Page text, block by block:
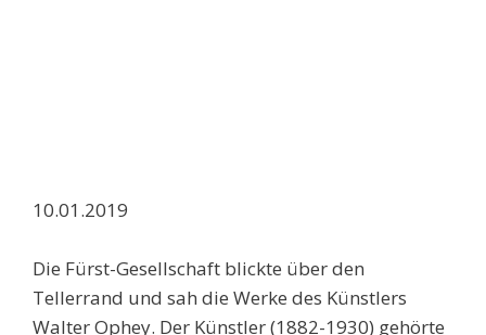
10.01.2019
Die Fürst-Gesellschaft blickte über den
Tellerrand und sah die Werke des Künstlers
Walter Ophey. Der Künstler (1882-1930) gehörte